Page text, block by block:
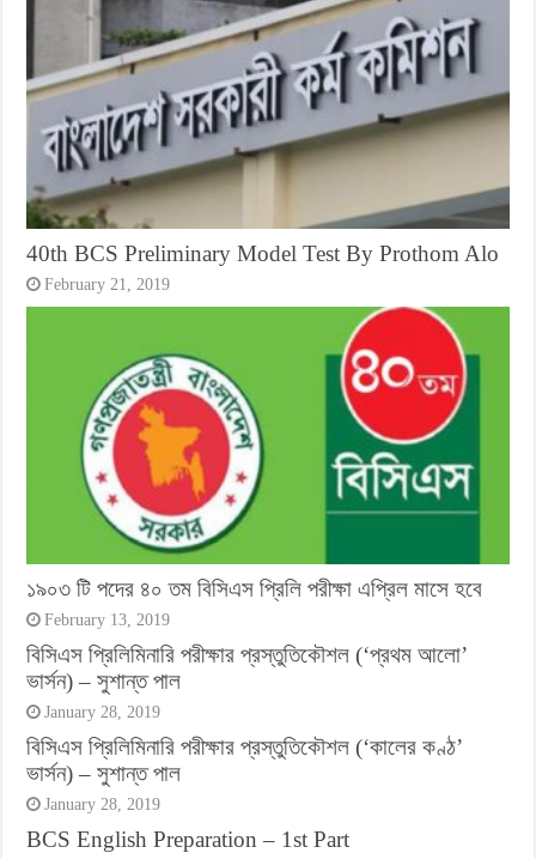
40th BCS Preliminary Model Test By Prothom Alo
February 21, 2019
১৯০৩ টি পদের ৪০ তম বিসিএস প্রিলি পরীক্ষা এপ্রিল মাসে হবে
February 13, 2019
বিসিএস প্রিলিমিনারি পরীক্ষার প্রস্তুতিকৌশল (‘প্রথম আলো’
ভার্সন) – সুশান্ত পাল
January 28, 2019
বিসিএস প্রিলিমিনারি পরীক্ষার প্রস্তুতিকৌশল (‘কালের কণ্ঠ’
ভার্সন) – সুশান্ত পাল
January 28, 2019
BCS English Preparation – 1st Part